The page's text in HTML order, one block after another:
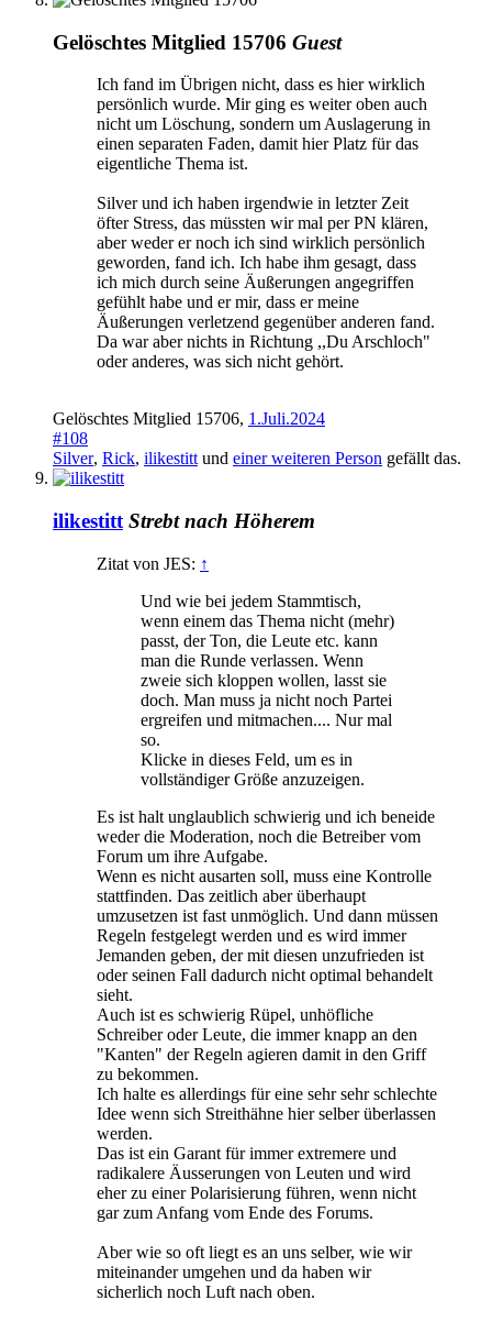
Gelöschtes Mitglied 15706 Guest
Ich fand im Übrigen nicht, dass es hier wirklich
persönlich wurde. Mir ging es weiter oben auch
nicht um Löschung, sondern um Auslagerung in
einen separaten Faden, damit hier Platz für das
eigentliche Thema ist.
Silver und ich haben irgendwie in letzter Zeit
öfter Stress, das müssten wir mal per PN klären,
aber weder er noch ich sind wirklich persönlich
geworden, fand ich. Ich habe ihm gesagt, dass
ich mich durch seine Äußerungen angegriffen
gefühlt habe und er mir, dass er meine
Äußerungen verletzend gegenüber anderen fand.
Da war aber nichts in Richtung ,,Du Arschloch"
oder anderes, was sich nicht gehört.
Gelöschtes Mitglied 15706, 1.Juli.2024
#108
Silver, Rick, ilikestittund einer weiteren Person gefällt das.
ilikestitt Strebt nach Höherem
Zitat von JES: ↑
Und wie bei jedem Stammtisch,
wenn einem das Thema nicht (mehr)
passt, der Ton, die Leute etc. kann
man die Runde verlassen. Wenn
zweie sich kloppen wollen, lasst sie
doch. Man muss ja nicht noch Partei
ergreifen und mitmachen.... Nur mal
so.
Klicke in dieses Feld, um es in
vollständiger Größe anzuzeigen.
Es ist halt unglaublich schwierig und ich beneide
weder die Moderation, noch die Betreiber vom
Forum um ihre Aufgabe.
Wenn es nicht ausarten soll, muss eine Kontrolle
stattfinden. Das zeitlich aber überhaupt
umzusetzen ist fast unmöglich. Und dann müssen
Regeln festgelegt werden und es wird immer
Jemanden geben, der mit diesen unzufrieden ist
oder seinen Fall dadurch nicht optimal behandelt
sieht.
Auch ist es schwierig Rüpel, unhöfliche
Schreiber oder Leute, die immer knapp an den
"Kanten" der Regeln agieren damit in den Griff
zu bekommen.
Ich halte es allerdings für eine sehr sehr schlechte
Idee wenn sich Streithähne hier selber überlassen
werden.
Das ist ein Garant für immer extremere und
radikalere Äusserungen von Leuten und wird
eher zu einer Polarisierung führen, wenn nicht
gar zum Anfang vom Ende des Forums.
Aber wie so oft liegt es an uns selber, wie wir
miteinander umgehen und da haben wir
sicherlich noch Luft nach oben.